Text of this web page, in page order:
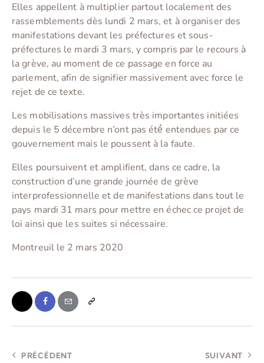
Elles appellent à multiplier partout localement des
rassemblements dès lundi 2 mars, et à organiser des
manifestations devant les préfectures et sous-
préfectures le mardi 3 mars, y compris par le recours à
la grève, au moment de ce passage en force au
parlement, afin de signifier massivement avec force le
rejet de ce texte.
Les mobilisations massives très importantes initiées
depuis le 5 décembre n’ont pas été́ entendues par ce
gouvernement mais le poussent à la faute.
Elles poursuivent et amplifient, dans ce cadre, la
construction d’une grande journée de grève
interprofessionnelle et de manifestations dans tout le
pays mardi 31 mars pour mettre en échec ce projet de
loi ainsi que les suites si nécessaire.
Montreuil le 2 mars 2020
PRÉCÉDENT SUIVANT